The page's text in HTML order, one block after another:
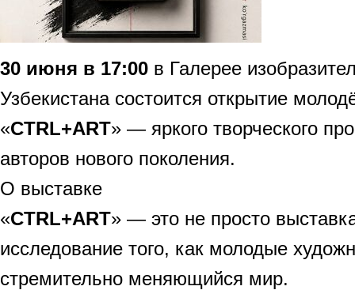
30 июня в 17:00 в Галерее
Узбекистана состоится открытие
«CTRL+ART» — яркого творческого
авторов нового поколения.
О выставке
«CTRL+ART» — это не просто
исследование того, как молодые
стремительно меняющийся мир.